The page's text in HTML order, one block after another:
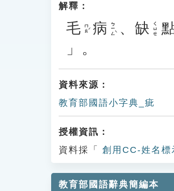
解釋：
毛 ㄇㄠˊ 病 ㄅㄧㄥˋ 、 缺 ㄑㄩㄝ
」。
資料來源：
教育部國語小字典_疵
授權資訊：
資料採「
創用CC-姓名
教育部國語辭典簡編本